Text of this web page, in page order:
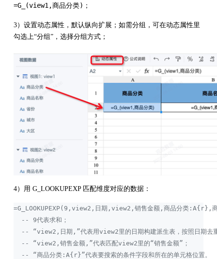
=G_(view1,商品分类) ；
3）设置动态属性，默认纵向扩展；如需分组，可在动态属性里
勾选上“分组”，选择分组方式；
4）用 G_LOOKUPEXP 匹配维度对应的数据：
=G_LOOKUPEXP(9,view2,日期,view2,销售金额,商品分
-- 9代表求和；
-- “view2,日期,”代表用view2里的日期构建派生表，按照日期去重
-- “view2,销售金额,”代表匹配view2里的“销售金额”；
-- “商品分类:A{r}”代表要搜索的条件字段和所在的单元格位置。